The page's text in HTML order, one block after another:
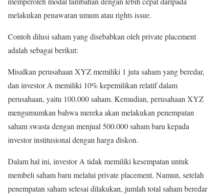
melakukan penawaran umum atau rights issue.
Contoh dilusi saham yang disebabkan oleh private placement
adalah sebagai berikut:
Misalkan perusahaan XYZ memiliki 1 juta saham yang beredar,
dan investor A memiliki 10% kepemilikan relatif dalam
perusahaan, yaitu 100.000 saham. Kemudian, perusahaan XYZ
mengumumkan bahwa mereka akan melakukan penempatan
saham swasta dengan menjual 500.000 saham baru kepada
investor institusional dengan harga diskon.
Dalam hal ini, investor A tidak memiliki kesempatan untuk
membeli saham baru melalui private placement. Namun, setelah
penempatan saham selesai dilakukan, jumlah total saham beredar